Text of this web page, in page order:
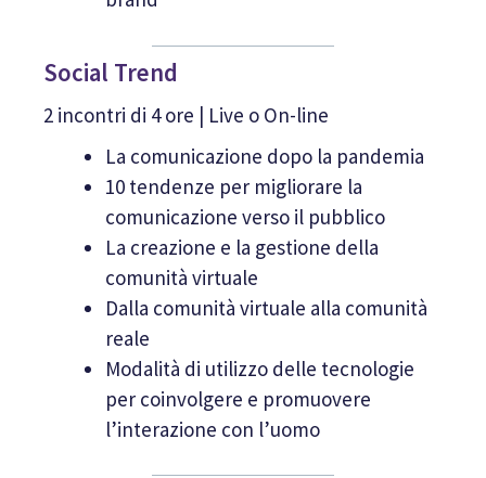
Social Trend
2 incontri di 4 ore | Live o On-line
La comunicazione dopo la pandemia
10 tendenze per migliorare la
comunicazione verso il pubblico
La creazione e la gestione della
comunità virtuale
Dalla comunità virtuale alla comunità
reale
Modalità di utilizzo delle tecnologie
per coinvolgere e promuovere
l’interazione con l’uomo